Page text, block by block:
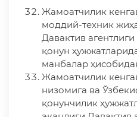
Жамоатчилик
моддий-техник
Давактив
қонун
манбалар
Жамоатчилик
низомига ва
қонунчилик